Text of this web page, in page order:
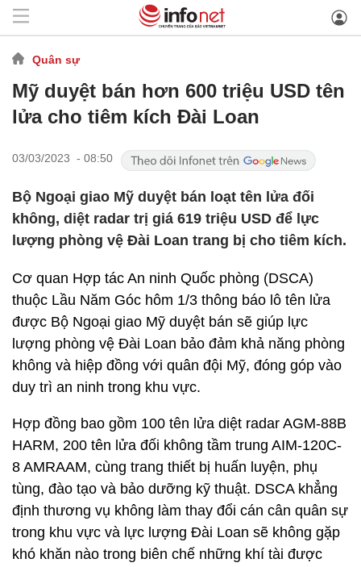
Quân sự
Mỹ duyệt bán hơn 600 triệu USD tên
lửa cho tiêm kích Đài Loan
03/03/2023 - 08:50
Bộ Ngoại giao Mỹ duyệt bán loạt tên lửa đối
không, diệt radar trị giá 619 triệu USD để lực
lượng phòng vệ Đài Loan trang bị cho tiêm kích.
Cơ quan Hợp tác An ninh Quốc phòng (DSCA)
thuộc Lầu Năm Góc hôm 1/3 thông báo lô tên lửa
được Bộ Ngoại giao Mỹ duyệt bán sẽ giúp lực
lượng phòng vệ Đài Loan bảo đảm khả năng phòng
không và hiệp đồng với quân đội Mỹ, đóng góp vào
duy trì an ninh trong khu vực.
Hợp đồng bao gồm 100 tên lửa diệt radar AGM-88B
HARM, 200 tên lửa đối không tầm trung AIM-120C-
8 AMRAAM, cùng trang thiết bị huấn luyện, phụ
tùng, đào tạo và bảo dưỡng kỹ thuật. DSCA khẳng
định thương vụ không làm thay đổi cán cân quân sự
trong khu vực và lực lượng Đài Loan sẽ không gặp
khó khăn nào trong biên chế những khí tài được